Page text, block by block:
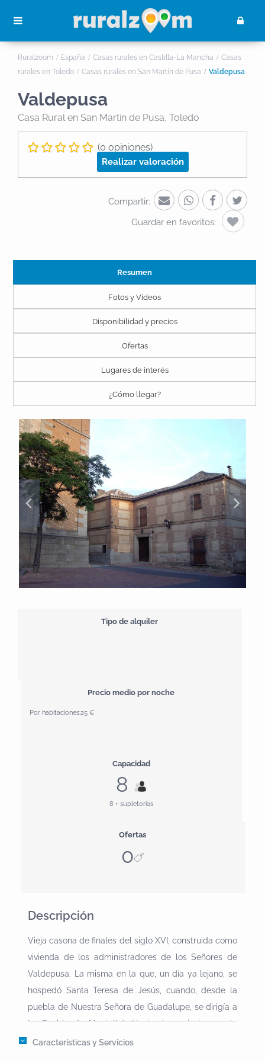
Ruralzoom España Casas rurales en Castilla-La Mancha
Casas
rurales en Toledo
Casas rurales en San Martín de Pusa Valdepusa
Valdepusa
Casa Ruralen San Martín de Pusa, Toledo
(0 opiniones)
Realizar valoración
Compartir:
Guardar en favoritos:
Resumen
Fotos y Vídeos
Disponibilidad y precios
Ofertas
Lugares de interés
¿Cómo llegar?
Tipo de alquiler
Precio medio por noche
Por habitaciones:25 €
Capacidad
8
8 + supletorias
Ofertas
0
Descripción
Vieja casona de finales del siglo XVI, construida como
vivienda de los administradores de los Señores de
Valdepusa. La misma en la que, un día ya lejano, se
hospedó Santa Teresa de Jesús, cuando, desde la
puebla de Nuestra Señora de Guadalupe, se dirigía a
La Puebla de Montalbán.Haciendo conjunto con la
sublime Iglesia del siglo XVI, conforman una hermosa
Características y Servicios